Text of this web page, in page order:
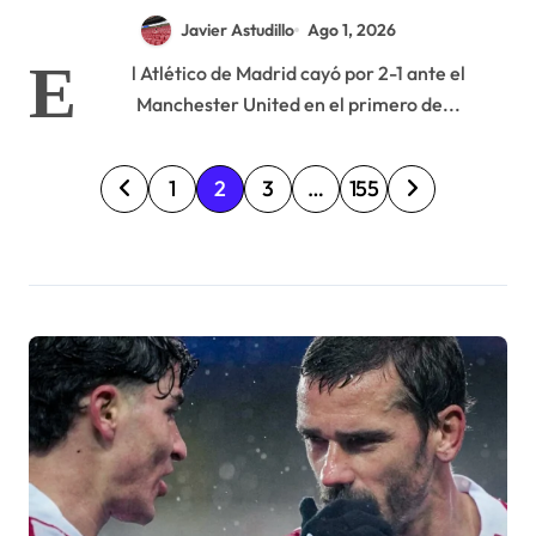
Javier Astudillo Ago 1, 2026
E
l Atlético de Madrid cayó por 2-1 ante el
Manchester United en el primero de...
P
a
n
a
c
i
ó
1 2 3 … 155